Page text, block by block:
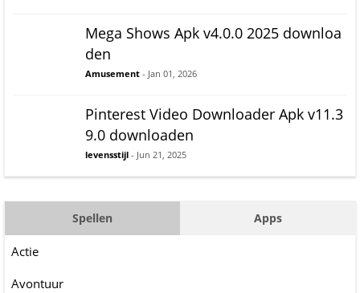
Mega Shows Apk v4.0.0 2025 downloa
den
Amusement - Jan 01, 2026
Pinterest Video Downloader Apk v11.3
9.0 downloaden
levensstijl - Jun 21, 2025
Spellen Apps
Actie
Avontuur